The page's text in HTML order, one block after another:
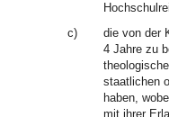
c)
die von der
4 Jahre zu
staatlichen
haben,
mit ihrer